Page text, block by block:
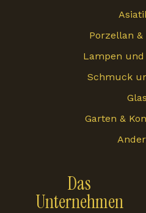
Das
Unternehmen
Porzellan &
Lampen
Schmuck
Glas
Garten &